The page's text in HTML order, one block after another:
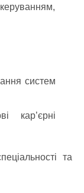
систем
кар’єрні
та